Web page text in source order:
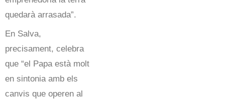
quedarà arrasada”.
En Salva,
precisament, celebra
que “el Papa està molt
en sintonia amb els
canvis que operen al